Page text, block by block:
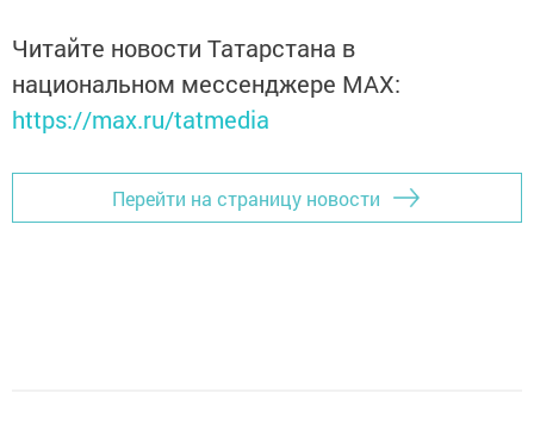
Читайте новости Татарстана в
национальном мессенджере MАХ:
https://max.ru/tatmedia
Перейти на страницу новости